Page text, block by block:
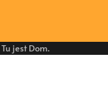
Tu jest Dom.